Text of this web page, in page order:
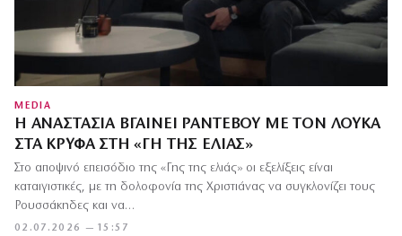
MEDIA
Η ΑΝΑΣΤΑΣΊΑ ΒΓΑΊΝΕΙ ΡΑΝΤΕΒΟΎ ΜΕ ΤΟΝ ΛΟΥΚΆ
ΣΤΑ ΚΡΥΦΆ ΣΤΗ «ΓΗ ΤΗΣ ΕΛΙΆΣ»
02.07.2026 — 15:57
Στο αποψινό επεισόδιο της «Γης της ελιάς» οι εξελίξεις είναι
καταιγιστικές, με τη δολοφονία της Χριστιάνας να συγκλονίζει τους
Ρουσσάκηδες και να…